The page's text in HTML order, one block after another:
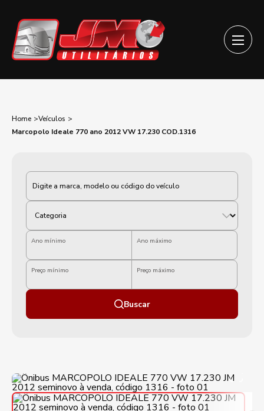
Home
Veículos
Marcopolo Ideale 770 ano 2012 VW 17.230 COD.1316
Categoria
Ano mínimo Ano máximo
Preço mínimo Preço máximo
Buscar